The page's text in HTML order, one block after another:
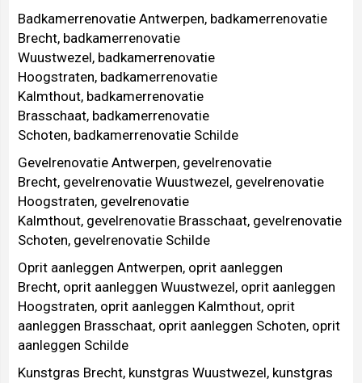
Badkamerrenovatie Antwerpen, badkamerrenovatie
Brecht, badkamerrenovatie
Wuustwezel, badkamerrenovatie
Hoogstraten, badkamerrenovatie
Kalmthout, badkamerrenovatie
Brasschaat, badkamerrenovatie
Schoten, badkamerrenovatie Schilde
Gevelrenovatie Antwerpen, gevelrenovatie
Brecht, gevelrenovatie Wuustwezel, gevelrenovatie
Hoogstraten, gevelrenovatie
Kalmthout, gevelrenovatie Brasschaat, gevelrenovatie
Schoten, gevelrenovatie Schilde
Oprit aanleggen Antwerpen, oprit aanleggen
Brecht, oprit aanleggen Wuustwezel, oprit aanleggen
Hoogstraten, oprit aanleggen Kalmthout, oprit
aanleggen Brasschaat, oprit aanleggen Schoten, oprit
aanleggen Schilde
Kunstgras Brecht, kunstgras Wuustwezel, kunstgras